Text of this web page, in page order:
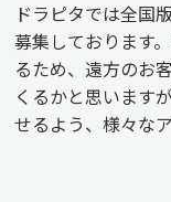
ドラピタでは全国
募集しております
るため、遠方のお
くるかと思います
せるよう、様々な